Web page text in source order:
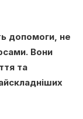
допомоги, не
Вони
та